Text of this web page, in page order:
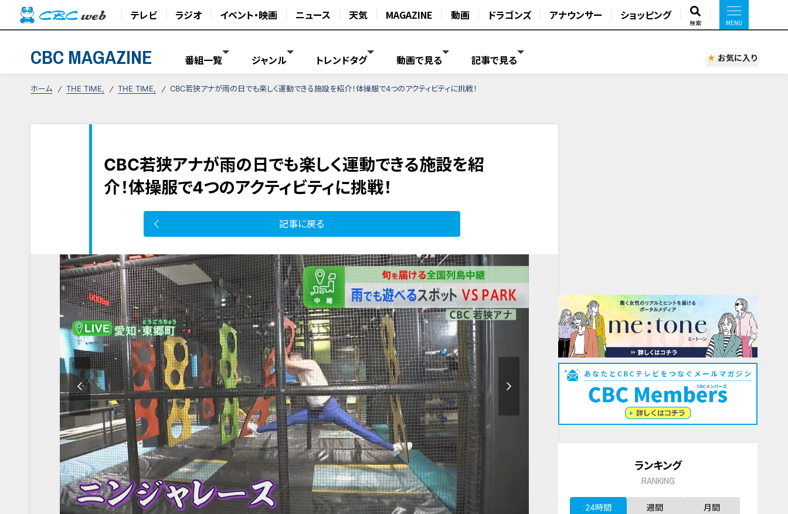
テレビ ラジオ イベント・映画 ニュース 天気 MAGAZINE 動画 ドラゴンズ アナウンサー ショッピング
検索
CBC MAGAZINE 番組一覧 ジャンル トレンドタグ 動画で見る 記事で見る お気に入り
ホーム THE TIME, THE TIME, CBC若狭アナが雨の日でも楽しく運動できる施設を紹介！体操服で4つのアクティビティに挑戦！
CBC若狭アナが雨の日でも楽しく運動できる施設を紹
介！体操服で4つのアクティビティに挑戦！
記事に戻る
ランキング
RANKING
24時間 週間 月間